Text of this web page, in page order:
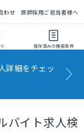
わせ 医師採用ご担当者様へ
保存済みの検索条件
詳細をチェッ
バイト求人検